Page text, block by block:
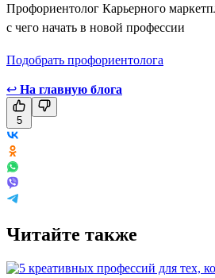
Профориентолог Карьерного
с чего начать в новой профессии
Подобрать профориентолога
↩ На главную блога
5
Читайте также